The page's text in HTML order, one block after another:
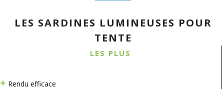
LES SARDINES LUMINEUSES POUR
TENTE
LES PLUS
Rendu efficace